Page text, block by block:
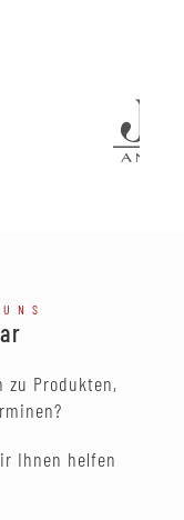
zu Produkten,
Ihnen helfen